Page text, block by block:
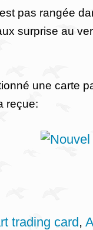
pas rangée
surprise au
une carte
reçue:
trading card,